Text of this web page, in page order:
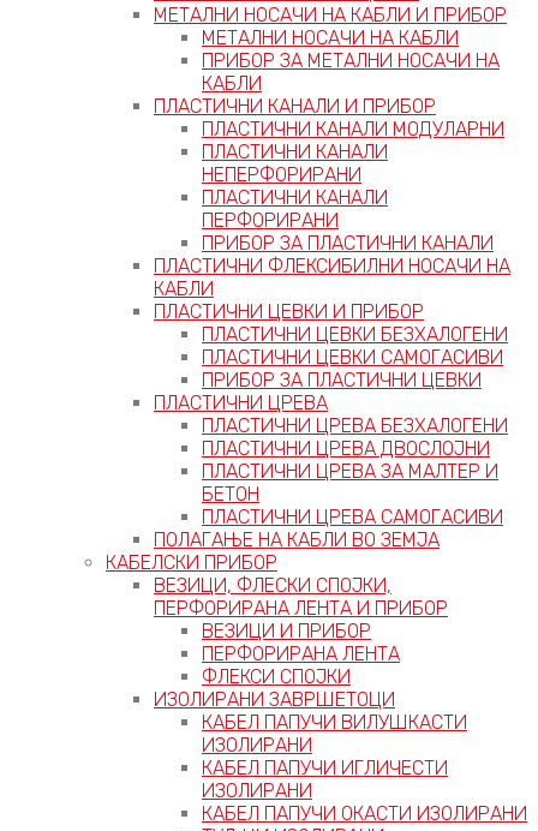
МЕТАЛНИ НОСАЧИ НА КАБЛИ И ПРИБОР
МЕТАЛНИ НОСАЧИ НА КАБЛИ
ПРИБОР ЗА МЕТАЛНИ НОСАЧИ НА
КАБЛИ
ПЛАСТИЧНИ КАНАЛИ И ПРИБОР
ПЛАСТИЧНИ КАНАЛИ МОДУЛАРНИ
ПЛАСТИЧНИ КАНАЛИ
НЕПЕРФОРИРАНИ
ПЛАСТИЧНИ КАНАЛИ
ПЕРФОРИРАНИ
ПРИБОР ЗА ПЛАСТИЧНИ КАНАЛИ
ПЛАСТИЧНИ ФЛЕКСИБИЛНИ НОСАЧИ НА
КАБЛИ
ПЛАСТИЧНИ ЦЕВКИ И ПРИБОР
ПЛАСТИЧНИ ЦЕВКИ БЕЗХАЛОГЕНИ
ПЛАСТИЧНИ ЦЕВКИ САМОГАСИВИ
ПРИБОР ЗА ПЛАСТИЧНИ ЦЕВКИ
ПЛАСТИЧНИ ЦРЕВА
ПЛАСТИЧНИ ЦРЕВА БЕЗХАЛОГЕНИ
ПЛАСТИЧНИ ЦРЕВА ДВОСЛОЈНИ
ПЛАСТИЧНИ ЦРЕВА ЗА МАЛТЕР И
БЕТОН
ПЛАСТИЧНИ ЦРЕВА САМОГАСИВИ
ПОЛАГАЊЕ НА КАБЛИ ВО ЗЕМЈА
КАБЕЛСКИ ПРИБОР
ВЕЗИЦИ, ФЛЕСКИ СПОЈКИ,
ПЕРФОРИРАНА ЛЕНТА И ПРИБОР
ВЕЗИЦИ И ПРИБОР
ПЕРФОРИРАНА ЛЕНТА
ФЛЕКСИ СПОЈКИ
ИЗОЛИРАНИ ЗАВРШЕТОЦИ
КАБЕЛ ПАПУЧИ ВИЛУШКАСТИ
ИЗОЛИРАНИ
КАБЕЛ ПАПУЧИ ИГЛИЧЕСТИ
ИЗОЛИРАНИ
КАБЕЛ ПАПУЧИ ОКАСТИ ИЗОЛИРАНИ